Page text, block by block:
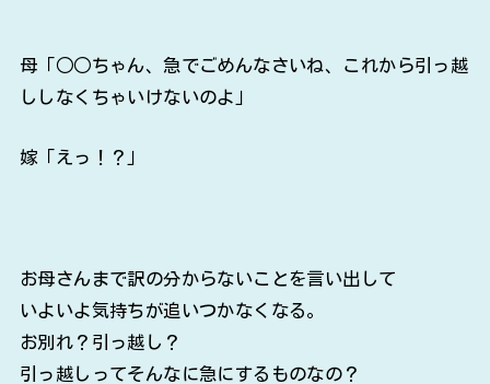
母「○○ちゃん、急でごめんなさいね、これから引っ越
ししなくちゃいけないのよ」
嫁「えっ！？」
お母さんまで訳の分からないことを言い出して
いよいよ気持ちが追いつかなくなる。
お別れ？引っ越し？
引っ越しってそんなに急にするものなの？